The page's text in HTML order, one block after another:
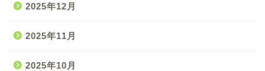
2025年12月
2025年11月
2025年10月